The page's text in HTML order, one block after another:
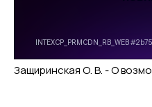
Защиринская О. В. - О